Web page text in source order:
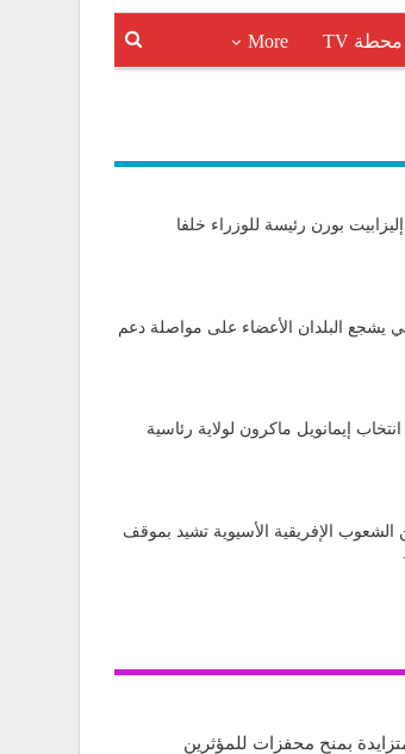
محطة TV More
بورن رئيسة للوزراء خلفا
يشجع البلدان الأعضاء على مواصلة دعم
إيمانويل ماكرون لولاية رئاسية
الإفريقية الأسيوية تشيد بموقف
بمنح محفزات للمؤثرين